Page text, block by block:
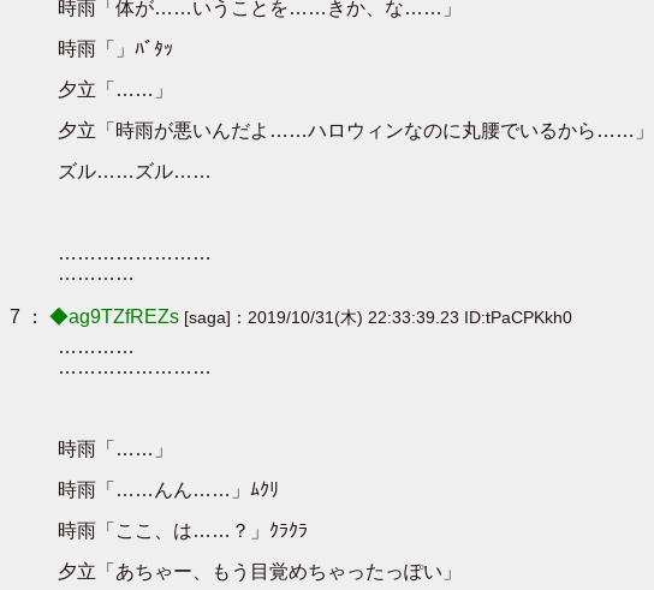
時雨「体が……いうことを……きか、な……」
時雨「」ﾊﾞﾀｯ
夕立「……」
夕立「時雨が悪いんだよ……ハロウィンなのに丸腰でいるから……」
ズル……ズル……
……………………
…………
7 ： ◆ag9TZfREZs [saga]：2019/10/31(木) 22:33:39.23 ID:tPaCPKkh0
…………
……………………
時雨「……」
時雨「……んん……」ﾑｸﾘ
時雨「ここ、は……？」ｸﾗｸﾗ
夕立「あちゃー、もう目覚めちゃったっぽい」